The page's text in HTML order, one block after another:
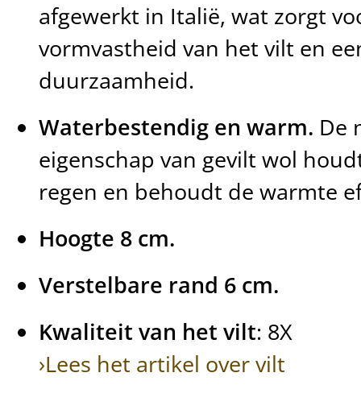
afgewerkt in Italië, wat zorgt
vormvastheid van het vilt en
duurzaamheid.
Waterbestendig en warm. De
eigenschap van gevilt wol
regen en behoudt de warmte
Hoogte 8 cm.
Verstelbare rand 6 cm.
Kwaliteit van het vilt: 8X
›Lees het artikel over vilt